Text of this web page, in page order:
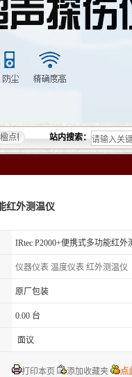
测设备有限公司提供的无损检
站内搜索：
红外测温仪
IRtec P2000+便携式多功能红外
仪器仪表 温度仪表 红外测温仪
原厂包装
0.00 台
面议
打印本页 添加收藏夹 点